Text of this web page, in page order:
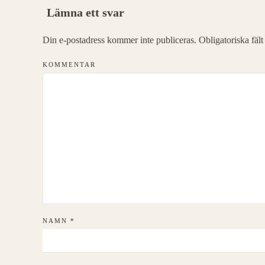
Lämna ett svar
Din e-postadress kommer inte publiceras. Obligatoriska fält
KOMMENTAR
NAMN *